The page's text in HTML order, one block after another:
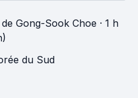
de Gong-Sook Choe · 1 h
du Sud